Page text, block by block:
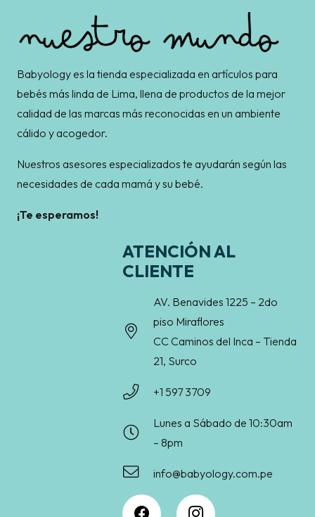
Babyology es la tienda especializada en artículos para
bebés más linda de Lima, llena de productos de la mejor
calidad de las marcas más reconocidas en un ambiente
cálido y acogedor.
Nuestros asesores especializados te ayudarán según las
necesidades de cada mamá y su bebé.
¡Te esperamos!
ATENCIÓN AL
CLIENTE
AV. Benavides 1225 – 2do
piso Miraflores
CC Caminos del Inca – Tienda
21, Surco
+1 597 3709
Lunes a Sábado de 10:30am
– 8pm
info@babyology.com.pe